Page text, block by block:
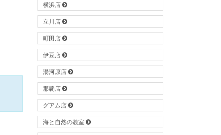
横浜店
立川店
町田店
伊豆店
湯河原店
那覇店
グアム店
海と自然の教室